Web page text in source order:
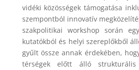
vidéki közösségek támogatása
szempontból innovatív
szakpolitikai workshop során
kutatókból és helyi szereplőkből
gyűlt össze annak érdekében,
térségek előtt álló strukturális